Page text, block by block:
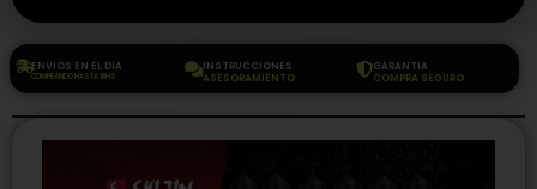
ENVIOS EN EL DIA
COMPRANDO HASTA 18HS
INSTRUCCIONES
ASESORAMIENTO
GARANTIA
COMPRA SEGURO